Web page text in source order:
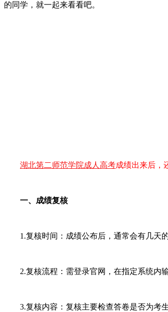
的同学，就一起来看看吧。
湖北第二师范学院成人高考成绩出来后，
一、成绩复核
1.复核时间：成绩公布后，通常会有几天的
2.复核流程：需登录官网，在指定系统内输
3.复核内容：复核主要检查答卷是否为考生